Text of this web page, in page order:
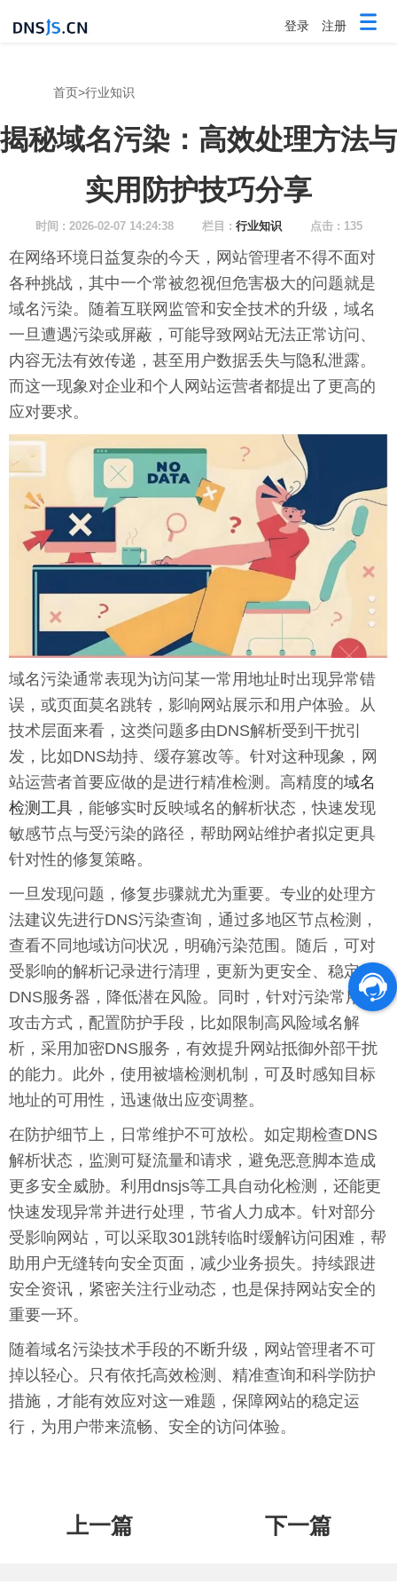
登录 注册
首页 >行业知识
揭秘域名污染：高效处理方法与
实用防护技巧分享
时间 : 2026-02-07 14:24:38 栏目 : 行业知识 点击 : 135
在网络环境日益复杂的今天，网站管理者不得不面对
各种挑战，其中一个常被忽视但危害极大的问题就是
域名污染。随着互联网监管和安全技术的升级，域名
一旦遭遇污染或屏蔽，可能导致网站无法正常访问、
内容无法有效传递，甚至用户数据丢失与隐私泄露。
而这一现象对企业和个人网站运营者都提出了更高的
应对要求。
域名污染通常表现为访问某一常用地址时出现异常错
误，或页面莫名跳转，影响网站展示和用户体验。从
技术层面来看，这类问题多由DNS解析受到干扰引
发，比如DNS劫持、缓存篡改等。针对这种现象，网
站运营者首要应做的是进行精准检测。高精度的域名
检测工具 ，能够实时反映域名的解析状态，快速发现
敏感节点与受污染的路径，帮助网站维护者拟定更具
针对性的修复策略。
一旦发现问题，修复步骤就尤为重要。专业的处理方
法建议先进行DNS污染查询，通过多地区节点检测，
查看不同地域访问状况，明确污染范围。随后，可对
受影响的解析记录进行清理，更新为更安全、稳定的
DNS服务器，降低潜在风险。同时，针对污染常用的
攻击方式，配置防护手段，比如限制高风险域名解
析，采用加密DNS服务，有效提升网站抵御外部干扰
的能力。此外，使用被墙检测机制，可及时感知目标
地址的可用性，迅速做出应变调整。
在防护细节上，日常维护不可放松。如定期检查DNS
解析状态，监测可疑流量和请求，避免恶意脚本造成
更多安全威胁。利用dnsjs等工具自动化检测，还能更
快速发现异常并进行处理，节省人力成本。针对部分
受影响网站，可以采取301跳转临时缓解访问困难，帮
助用户无缝转向安全页面，减少业务损失。持续跟进
安全资讯，紧密关注行业动态，也是保持网站安全的
重要一环。
随着域名污染技术手段的不断升级，网站管理者不可
掉以轻心。只有依托高效检测、精准查询和科学防护
措施，才能有效应对这一难题，保障网站的稳定运
行，为用户带来流畅、安全的访问体验。
上一篇 下一篇